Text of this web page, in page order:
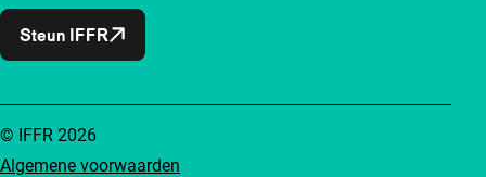
Steun IFFR
Algemene voorwaarden
© IFFR 2026